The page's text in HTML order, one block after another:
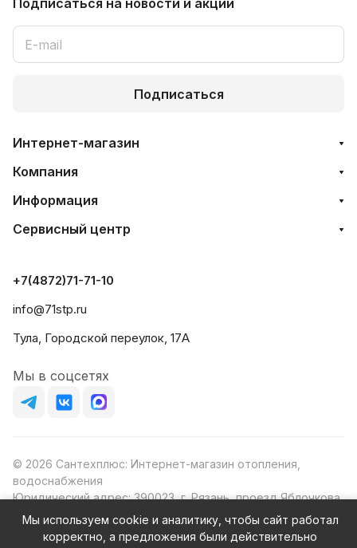
Подписаться на новости и акции
Подписаться
Интернет-магазин
Компания
Информация
Сервисный центр
+7(4872)71-71-10
info@71stp.ru
Тула, Городской переулок, 17А
Мы в соцсетях
© 2026 Сантехплюс: Интернет-магазин отопления,
водоснабжения
Юридический адрес: 390023, г. Рязань, проезд Яблочкова,
д.8Ж
ИНН/КПП: 6230087631/623001001
Мы используем cookie и аналитику, чтобы сайт работал
корректно, а предложения были действительно